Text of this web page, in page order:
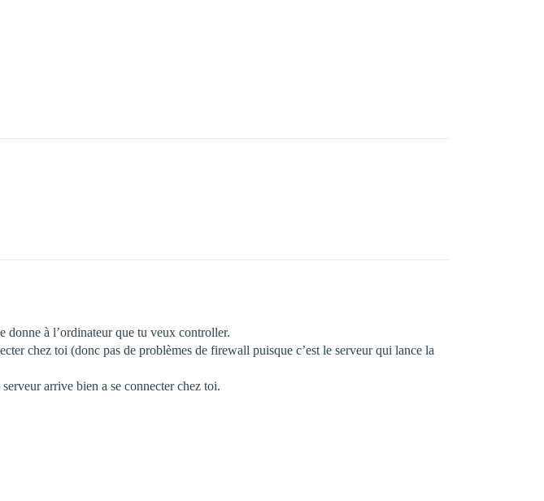
donne à l’ordinateur que tu veux controller.
chez toi (donc pas de problèmes de firewall puisque c’est le serveur qui lance la
arrive bien a se connecter chez toi.